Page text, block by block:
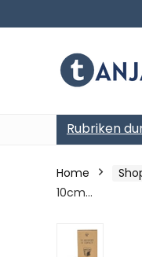
Rubriken
Home
10cm…